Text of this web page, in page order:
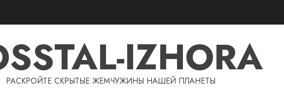
IZHORA
РАСКРОЙТЕ СКРЫТЫЕ ЖЕМЧУЖИНЫ НАШЕЙ ПЛАНЕТЫ